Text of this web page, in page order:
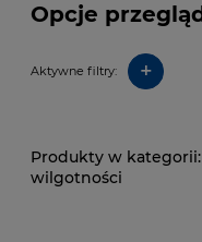
Opcje
Aktywne filtry: +
wilgotności